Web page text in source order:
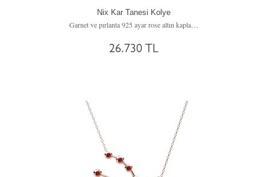
Nix Kar Tanesi Kolye
Garnet ve pırlanta 925 ayar rose altın kaplama gümüş kolye (0.1056 karat, 40 cm altın rolo zincir)
26.730 TL